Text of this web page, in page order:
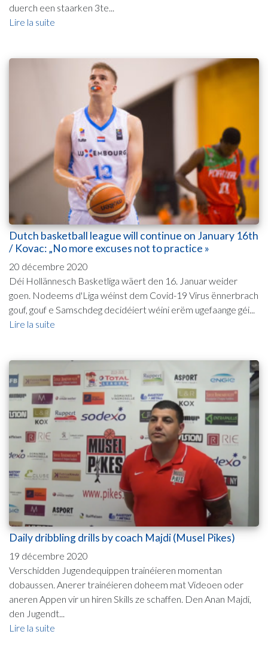
duerch een staarken 3te...
Lire la suite
Dutch basketball league will continue on January 16th
/ Kovac: „No more excuses not to practice »
20 décembre 2020
Déi Hollännesch Basketliga wäert den 16. Januar weider
goen. Nodeems d'Liga wéinst dem Covid-19 Virus ënnerbrach
gouf, gouf e Samschdeg decidéiert wéini erëm ugefaange géi...
Lire la suite
Daily dribbling drills by coach Majdi (Musel Pikes)
19 décembre 2020
Verschidden Jugendequippen trainéieren momentan
dobaussen. Anerer trainéieren doheem mat Videoen oder
aneren Appen vir un hiren Skills ze schaffen. Den Anan Majdi,
den Jugendt...
Lire la suite